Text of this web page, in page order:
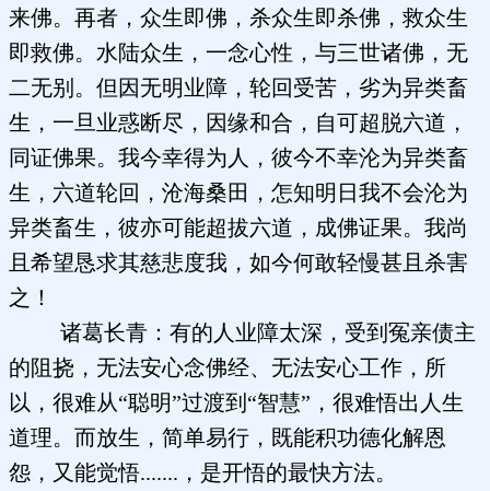
来佛。再者，众生即佛，杀众生即杀佛，救众生
即救佛。水陆众生，一念心性，与三世诸佛，无
二无别。但因无明业障，轮回受苦，劣为异类畜
生，一旦业惑断尽，因缘和合，自可超脱六道，
同证佛果。我今幸得为人，彼今不幸沦为异类畜
生，六道轮回，沧海桑田，怎知明日我不会沦为
异类畜生，彼亦可能超拔六道，成佛证果。我尚
且希望恳求其慈悲度我，如今何敢轻慢甚且杀害
之！
诸葛长青：有的人业障太深，受到冤亲债主
的阻挠，无法安心念佛经、无法安心工作，所
以，很难从“聪明”过渡到“智慧”，很难悟出人生
道理。而放生，简单易行，既能积功德化解恩
怨，又能觉悟.......，是开悟的最快方法。